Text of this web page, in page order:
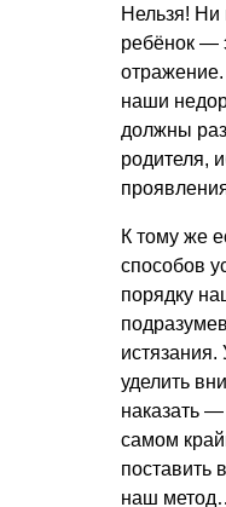
Нельзя! Ни
ребёнок —
наши
должны
родителя,
К тому же
способов
порядку
истязания.
уделить
наказать
самом
поставить
наш